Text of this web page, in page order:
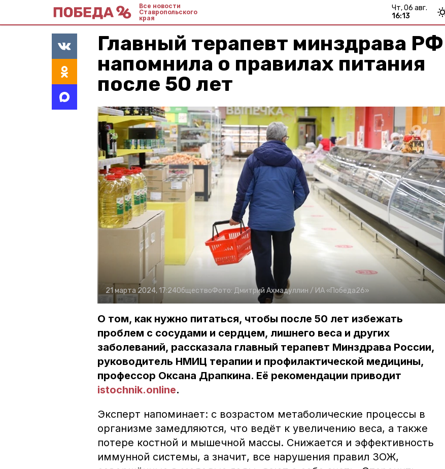
Все новости
Ставропольского
края
чт, 06 авг.
16:13
Главный терапевт минздрава РФ
напомнила о правилах питания
после 50 лет
21 марта 2024, 17:24ОбществоФото: Дмитрий Ахмадуллин / ИА «Победа26»
О том, как нужно питаться, чтобы после 50 лет избежать
проблем с сосудами и сердцем, лишнего веса и других
заболеваний, рассказала главный терапевт Минздрава России,
руководитель НМИЦ терапии и профилактической медицины,
профессор Оксана Драпкина. Её рекомендации приводит
istochnik.online.
Эксперт напоминает: с возрастом метаболические процессы в
организме замедляются, что ведёт к увеличению веса, а также
потере костной и мышечной массы. Снижается и эффективность
иммунной системы, а значит, все нарушения правил ЗОЖ,